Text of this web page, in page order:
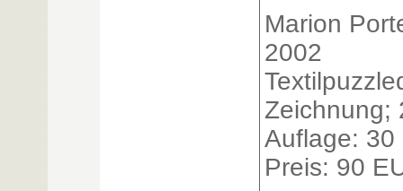
Marion
2002
Zeichnung;
Auflage: 30
Preis: 90